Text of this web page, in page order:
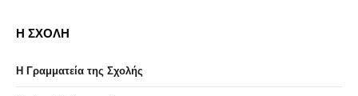
Η ΣΧΟΛΗ
Η Γραμματεία της Σχολής